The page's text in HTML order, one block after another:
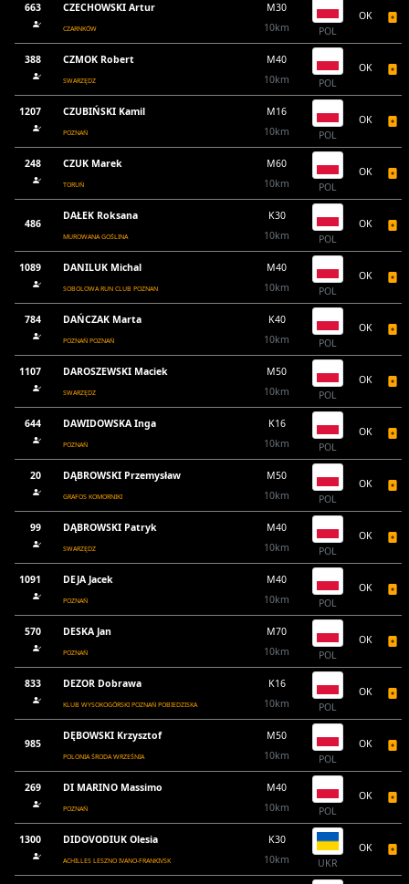
663 CZECHOWSKI Artur
CZARNKÓW
M30
10km
POL
OK
388 CZMOK Robert
SWARZĘDZ
M40
10km
POL
OK
1207 CZUBIŃSKI Kamil
POZNAŃ
M16
10km
POL
OK
248 CZUK Marek
TORUŃ
M60
10km
POL
OK
486
DAŁEK Roksana
MUROWANA GOŚLINA
K30
10km
POL
OK
1089 DANILUK Michal
SOBOLOWA RUN CLUB POZNAN
M40
10km
POL
OK
784 DAŃCZAK Marta
POZNAŃ POZNAŃ
K40
10km
POL
OK
1107 DAROSZEWSKI Maciek
SWARZĘDZ
M50
10km
POL
OK
644 DAWIDOWSKA Inga
POZNAŃ
K16
10km
POL
OK
20 DĄBROWSKI Przemysław
GRAFOS KOMORNIKI
M50
10km
POL
OK
99 DĄBROWSKI Patryk
SWARZĘDZ
M40
10km
POL
OK
1091 DEJA Jacek
POZNAŃ
M40
10km
POL
OK
570 DESKA Jan
POZNAŃ
M70
10km
POL
OK
833 DEZOR Dobrawa
KLUB WYSOKOGÓRSKI POZNAŃ POBIEDZISKA
K16
10km
POL
OK
985
DĘBOWSKI Krzysztof
POLONIA ŚRODA WRZEŚNIA
M50
10km
POL
OK
269 DI MARINO Massimo
POZNAŃ
M40
10km
POL
OK
1300 DIDOVODIUK Olesia
ACHILLES LESZNO IVANO-FRANKIVSK
K30
10km
UKR
OK